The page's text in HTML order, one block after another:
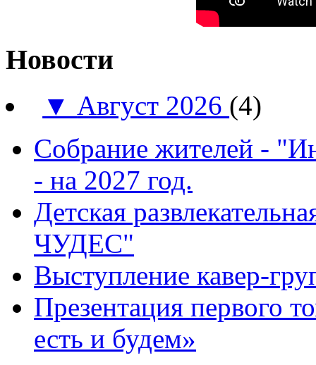
Новости
▼ Август 2026 (4)
Собрание жителей -
- на 2027 год.
Детская
ЧУДЕС"
Выступление кавер-
Презентация первого
есть и будем»